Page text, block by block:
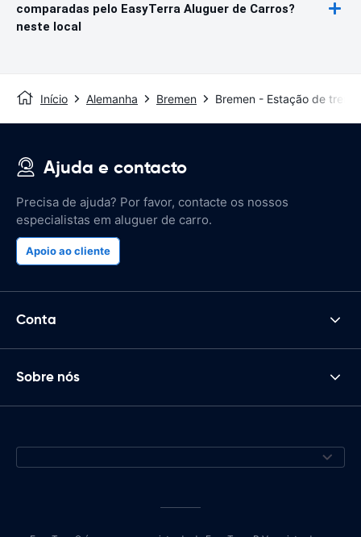
comparadas pelo EasyTerra Aluguer de Carros?
neste local
Início Alemanha Bremen Bremen - Estação de trem
Ajuda e contacto
Precisa de ajuda? Por favor, contacte os nossos
especialistas em aluguer de carro.
Apoio ao cliente
Conta
Sobre nós